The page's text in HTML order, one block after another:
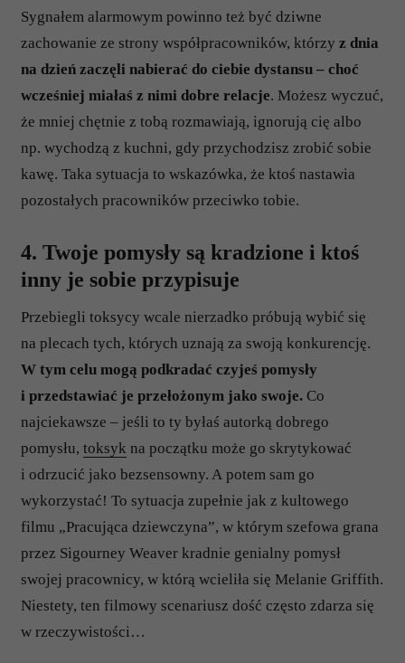
Sygnałem alarmowym powinno też być dziwne
zachowanie ze strony współpracowników, którzy z dnia
na dzień zaczęli nabierać do ciebie dystansu – choć
wcześniej miałaś z nimi dobre relacje. Możesz wyczuć,
że mniej chętnie z tobą rozmawiają, ignorują cię albo
np. wychodzą z kuchni, gdy przychodzisz zrobić sobie
kawę. Taka sytuacja to wskazówka, że ktoś nastawia
pozostałych pracowników przeciwko tobie.
4. Twoje pomysły są kradzione i ktoś
inny je sobie przypisuje
Przebiegli toksycy wcale nierzadko próbują wybić się
na plecach tych, których uznają za swoją konkurencję.
W tym celu mogą podkradać czyjeś pomysły
i przedstawiać je przełożonym jako swoje. Co
najciekawsze – jeśli to ty byłaś autorką dobrego
pomysłu, toksyk na początku może go skrytykować
i odrzucić jako bezsensowny. A potem sam go
wykorzystać! To sytuacja zupełnie jak z kultowego
filmu „Pracująca dziewczyna”, w którym szefowa grana
przez Sigourney Weaver kradnie genialny pomysł
swojej pracownicy, w którą wcieliła się Melanie Griffith.
Niestety, ten filmowy scenariusz dość często zdarza się
w rzeczywistości…